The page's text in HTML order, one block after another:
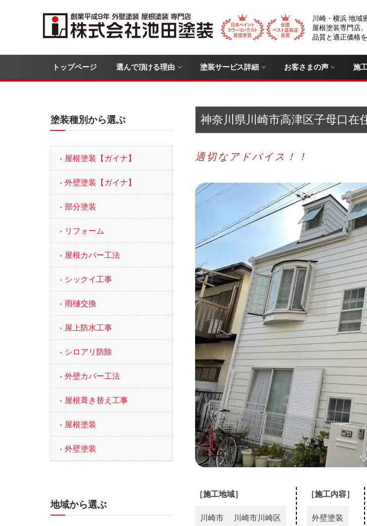
川崎・横浜 地域
屋根塗装専門店
品質と適正価格を
トップページ 選んで頂ける理由 塗装サービス詳細 お客さまの声 施
神奈川県川崎市高津区子母口
適切なアドバイス！！
［施工地域］
川崎市 川崎市川崎区
［施工内容］
外壁塗装
塗装種別から選ぶ
屋根塗装【ガイナ】
外壁塗装【ガイナ】
部分塗装
リフォーム
屋根カバー工法
シックイ工事
雨樋交換
屋上防水工事
シロアリ防除
外壁カバー工法
屋根葺き替え工事
屋根塗装
外壁塗装
地域から選ぶ